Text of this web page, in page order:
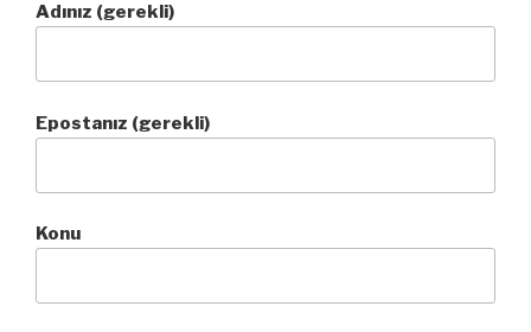
Adınız (gerekli)
Epostanız (gerekli)
Konu